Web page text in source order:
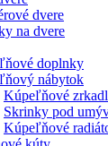
dvere
na dvere
doplnky
nábytok
Kúpeľňové
Skrinky pod
Kúpeľňové